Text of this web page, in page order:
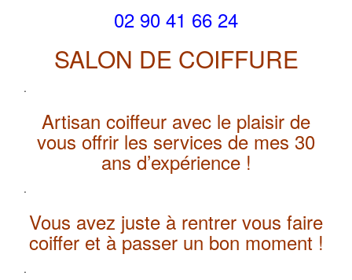
02 90 41 66 24
SALON DE COIFFURE
.
Artisan coiffeur avec le plaisir de
vous offrir les services de mes 30
ans d’expérience !
.
Vous avez juste à rentrer vous faire
coiffer et à passer un bon moment !
.